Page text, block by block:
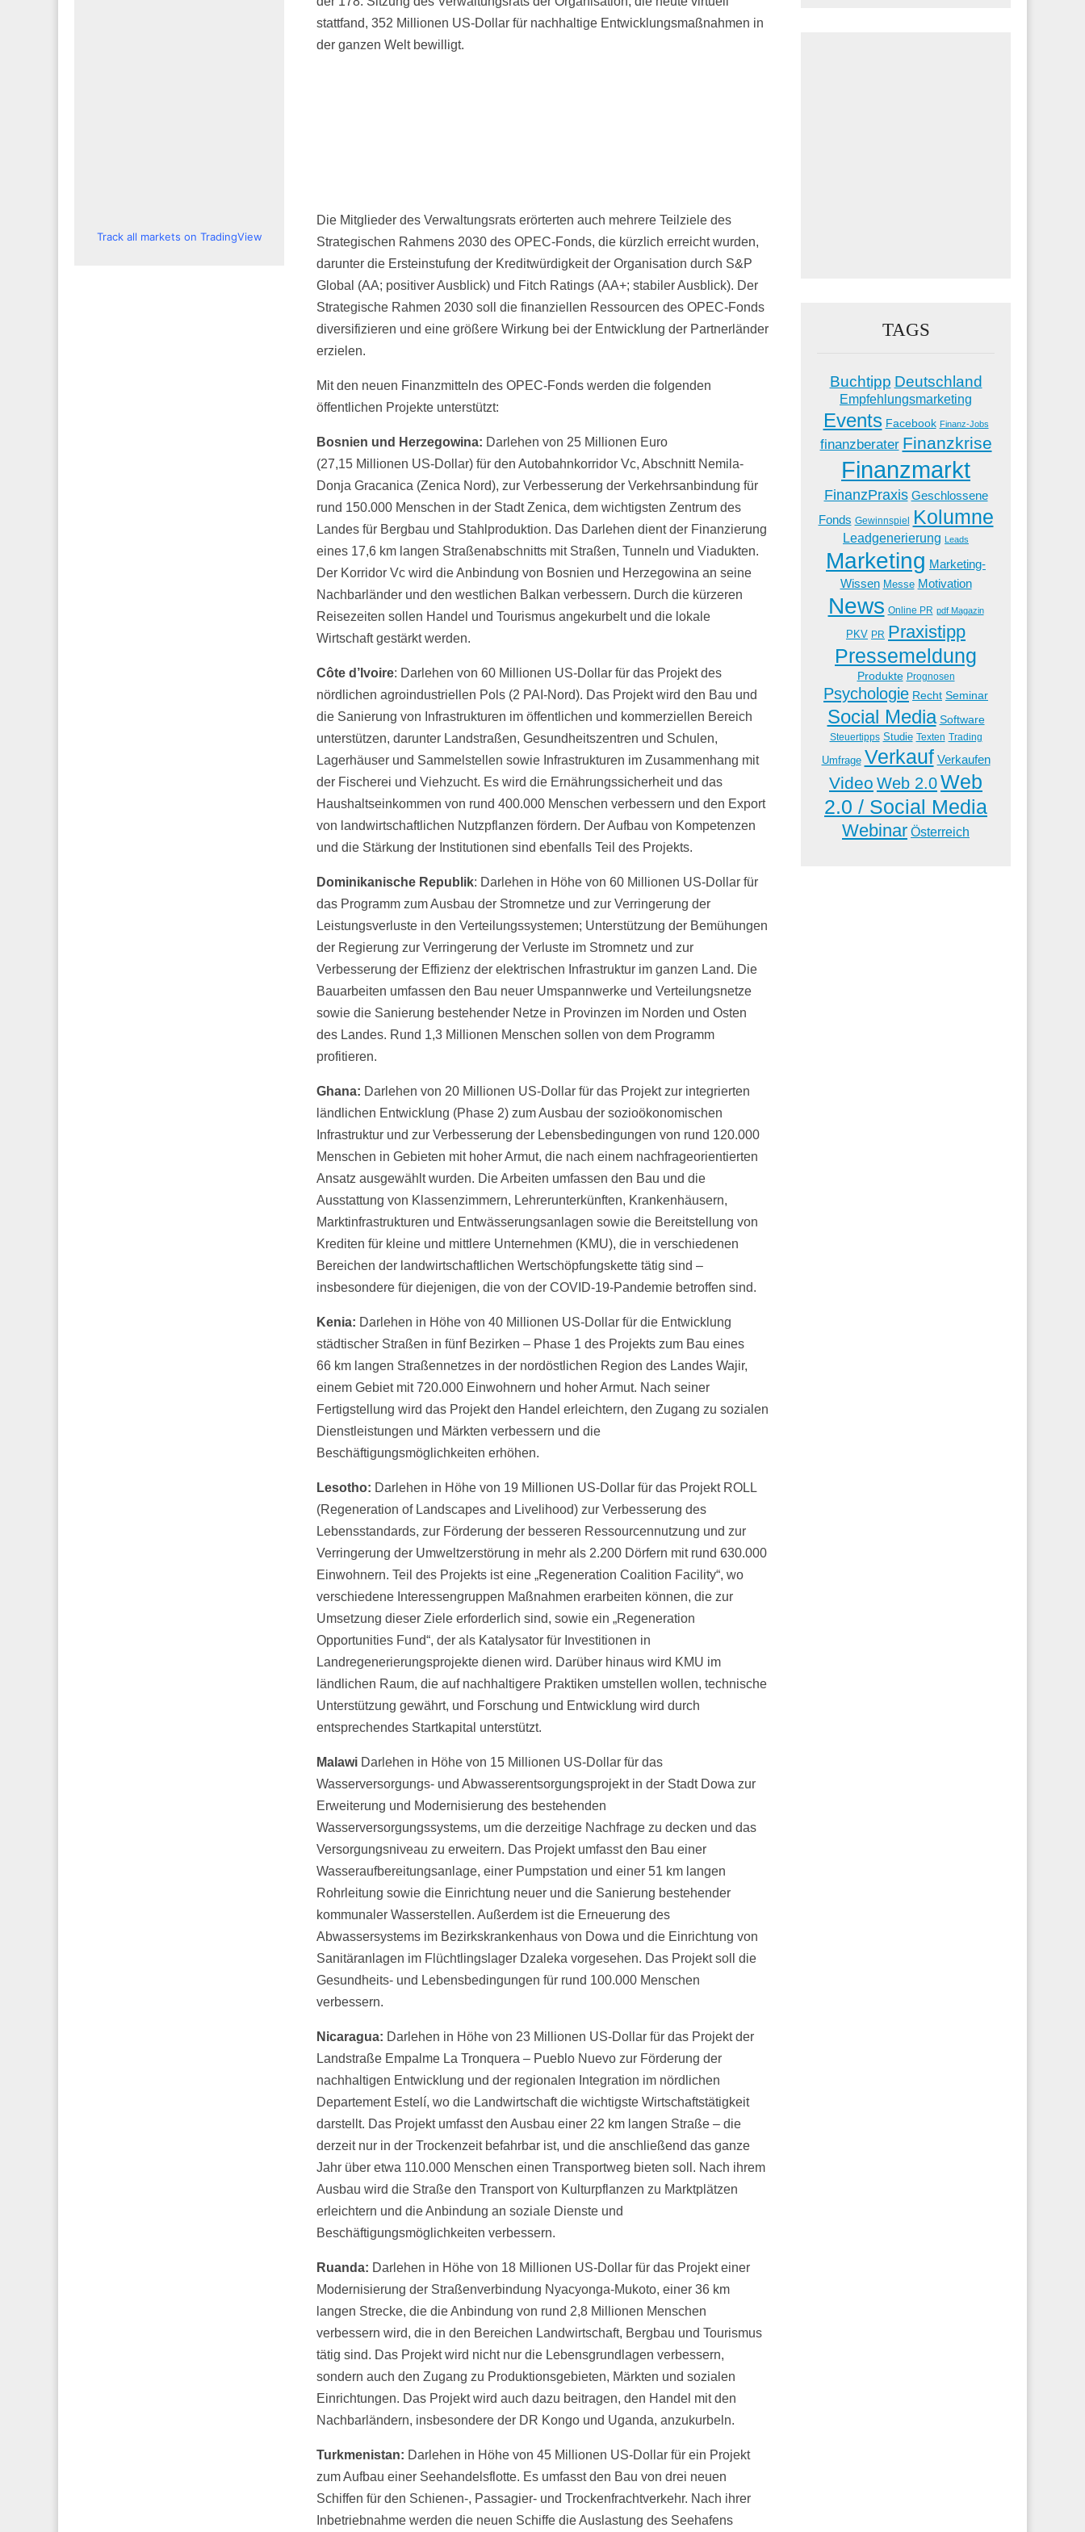
stattfand, 352 Millionen US-Dollar für nachhaltige Entwicklungsmaßnahmen in
der ganzen Welt bewilligt.
Die Mitglieder des Verwaltungsrats erörterten auch mehrere Teilziele des
Strategischen Rahmens 2030 des OPEC-Fonds, die kürzlich erreicht wurden,
darunter die Ersteinstufung der Kreditwürdigkeit der Organisation durch S&P
Global (AA; positiver Ausblick) und Fitch Ratings (AA+; stabiler Ausblick). Der
Strategische Rahmen 2030 soll die finanziellen Ressourcen des OPEC-Fonds
diversifizieren und eine größere Wirkung bei der Entwicklung der Partnerländer
erzielen.
Mit den neuen Finanzmitteln des OPEC-Fonds werden die folgenden
öffentlichen Projekte unterstützt:
Bosnien und Herzegowina: Darlehen von 25 Millionen Euro
(27,15 Millionen US-Dollar) für den Autobahnkorridor Vc, Abschnitt Nemila-
Donja Gracanica (Zenica Nord), zur Verbesserung der Verkehrsanbindung für
rund 150.000 Menschen in der Stadt Zenica, dem wichtigsten Zentrum des
Landes für Bergbau und Stahlproduktion. Das Darlehen dient der Finanzierung
eines 17,6 km langen Straßenabschnitts mit Straßen, Tunneln und Viadukten.
Der Korridor Vc wird die Anbindung von Bosnien und Herzegowina an seine
Nachbarländer und den westlichen Balkan verbessern. Durch die kürzeren
Reisezeiten sollen Handel und Tourismus angekurbelt und die lokale
Wirtschaft gestärkt werden.
Côte d’Ivoire: Darlehen von 60 Millionen US-Dollar für das Projekt des
nördlichen agroindustriellen Pols (2 PAI-Nord). Das Projekt wird den Bau und
die Sanierung von Infrastrukturen im öffentlichen und kommerziellen Bereich
unterstützen, darunter Landstraßen, Gesundheitszentren und Schulen,
Lagerhäuser und Sammelstellen sowie Infrastrukturen im Zusammenhang mit
der Fischerei und Viehzucht. Es wird die Ernährungssicherheit und das
Haushaltseinkommen von rund 400.000 Menschen verbessern und den Export
von landwirtschaftlichen Nutzpflanzen fördern. Der Aufbau von Kompetenzen
und die Stärkung der Institutionen sind ebenfalls Teil des Projekts.
Dominikanische Republik: Darlehen in Höhe von 60 Millionen US-Dollar für
das Programm zum Ausbau der Stromnetze und zur Verringerung der
Leistungsverluste in den Verteilungssystemen; Unterstützung der Bemühungen
der Regierung zur Verringerung der Verluste im Stromnetz und zur
Verbesserung der Effizienz der elektrischen Infrastruktur im ganzen Land. Die
Bauarbeiten umfassen den Bau neuer Umspannwerke und Verteilungsnetze
sowie die Sanierung bestehender Netze in Provinzen im Norden und Osten
des Landes. Rund 1,3 Millionen Menschen sollen von dem Programm
profitieren.
Ghana: Darlehen von 20 Millionen US-Dollar für das Projekt zur integrierten
ländlichen Entwicklung (Phase 2) zum Ausbau der sozioökonomischen
Infrastruktur und zur Verbesserung der Lebensbedingungen von rund 120.000
Menschen in Gebieten mit hoher Armut, die nach einem nachfrageorientierten
Ansatz ausgewählt wurden. Die Arbeiten umfassen den Bau und die
Ausstattung von Klassenzimmern, Lehrerunterkünften, Krankenhäusern,
Marktinfrastrukturen und Entwässerungsanlagen sowie die Bereitstellung von
Krediten für kleine und mittlere Unternehmen (KMU), die in verschiedenen
Bereichen der landwirtschaftlichen Wertschöpfungskette tätig sind –
insbesondere für diejenigen, die von der COVID-19-Pandemie betroffen sind.
Kenia: Darlehen in Höhe von 40 Millionen US-Dollar für die Entwicklung
städtischer Straßen in fünf Bezirken – Phase 1 des Projekts zum Bau eines
66 km langen Straßennetzes in der nordöstlichen Region des Landes Wajir,
einem Gebiet mit 720.000 Einwohnern und hoher Armut. Nach seiner
Fertigstellung wird das Projekt den Handel erleichtern, den Zugang zu sozialen
Dienstleistungen und Märkten verbessern und die
Beschäftigungsmöglichkeiten erhöhen.
Lesotho: Darlehen in Höhe von 19 Millionen US-Dollar für das Projekt ROLL
(Regeneration of Landscapes and Livelihood) zur Verbesserung des
Lebensstandards, zur Förderung der besseren Ressourcennutzung und zur
Verringerung der Umweltzerstörung in mehr als 2.200 Dörfern mit rund 630.000
Einwohnern. Teil des Projekts ist eine „Regeneration Coalition Facility“, wo
verschiedene Interessengruppen Maßnahmen erarbeiten können, die zur
Umsetzung dieser Ziele erforderlich sind, sowie ein „Regeneration
Opportunities Fund“, der als Katalysator für Investitionen in
Landregenerierungsprojekte dienen wird. Darüber hinaus wird KMU im
ländlichen Raum, die auf nachhaltigere Praktiken umstellen wollen, technische
Unterstützung gewährt, und Forschung und Entwicklung wird durch
entsprechendes Startkapital unterstützt.
Malawi Darlehen in Höhe von 15 Millionen US-Dollar für das
Wasserversorgungs- und Abwasserentsorgungsprojekt in der Stadt Dowa zur
Erweiterung und Modernisierung des bestehenden
Wasserversorgungssystems, um die derzeitige Nachfrage zu decken und das
Versorgungsniveau zu erweitern. Das Projekt umfasst den Bau einer
Wasseraufbereitungsanlage, einer Pumpstation und einer 51 km langen
Rohrleitung sowie die Einrichtung neuer und die Sanierung bestehender
kommunaler Wasserstellen. Außerdem ist die Erneuerung des
Abwassersystems im Bezirkskrankenhaus von Dowa und die Einrichtung von
Sanitäranlagen im Flüchtlingslager Dzaleka vorgesehen. Das Projekt soll die
Gesundheits- und Lebensbedingungen für rund 100.000 Menschen
verbessern.
Nicaragua: Darlehen in Höhe von 23 Millionen US-Dollar für das Projekt der
Landstraße Empalme La Tronquera – Pueblo Nuevo zur Förderung der
nachhaltigen Entwicklung und der regionalen Integration im nördlichen
Departement Estelí, wo die Landwirtschaft die wichtigste Wirtschaftstätigkeit
darstellt. Das Projekt umfasst den Ausbau einer 22 km langen Straße – die
derzeit nur in der Trockenzeit befahrbar ist, und die anschließend das ganze
Jahr über etwa 110.000 Menschen einen Transportweg bieten soll. Nach ihrem
Ausbau wird die Straße den Transport von Kulturpflanzen zu Marktplätzen
erleichtern und die Anbindung an soziale Dienste und
Beschäftigungsmöglichkeiten verbessern.
Ruanda: Darlehen in Höhe von 18 Millionen US-Dollar für das Projekt einer
Modernisierung der Straßenverbindung Nyacyonga-Mukoto, einer 36 km
langen Strecke, die die Anbindung von rund 2,8 Millionen Menschen
verbessern wird, die in den Bereichen Landwirtschaft, Bergbau und Tourismus
tätig sind. Das Projekt wird nicht nur die Lebensgrundlagen verbessern,
sondern auch den Zugang zu Produktionsgebieten, Märkten und sozialen
Einrichtungen. Das Projekt wird auch dazu beitragen, den Handel mit den
Nachbarländern, insbesondere der DR Kongo und Uganda, anzukurbeln.
Turkmenistan: Darlehen in Höhe von 45 Millionen US-Dollar für ein Projekt
zum Aufbau einer Seehandelsflotte. Es umfasst den Bau von drei neuen
Schiffen für den Schienen-, Passagier- und Trockenfrachtverkehr. Nach ihrer
Inbetriebnahme werden die neuen Schiffe die Auslastung des Seehafens
Track all markets on TradingView
TAGS
Buchtipp Deutschland
Empfehlungsmarketing
Events Facebook Finanz-Jobs
finanzberater Finanzkrise
Finanzmarkt
FinanzPraxis Geschlossene
Fonds Gewinnspiel Kolumne
Leadgenerierung Leads
Marketing Marketing-
Wissen Messe Motivation
News Online PR pdf Magazin
PKV PR Praxistipp
Pressemeldung
Produkte Prognosen
Psychologie Recht Seminar
Social Media Software
Steuertipps Studie Texten Trading
Umfrage Verkauf Verkaufen
Video Web 2.0Web
2.0 / Social Media
Webinar Österreich